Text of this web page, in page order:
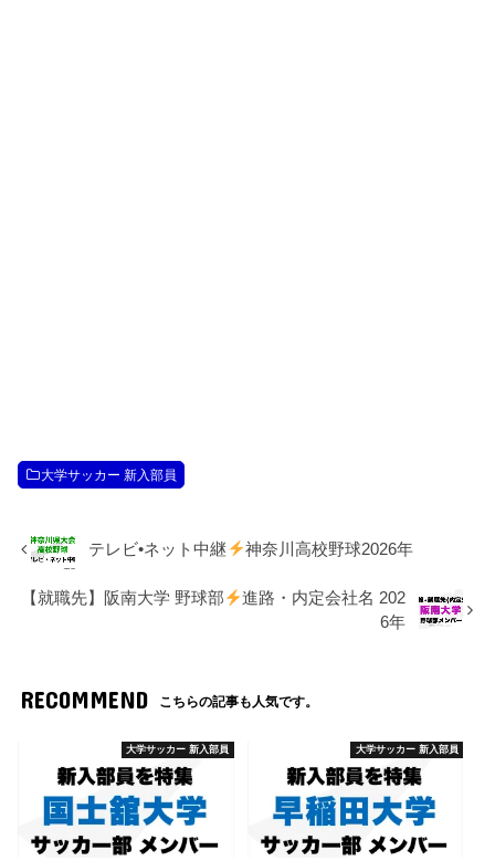
大学サッカー 新入部員
テレビ•ネット中継 神奈川高校野球2026年
【就職先】阪南大学 野球部
進路・内定会社名 202
6年
RECOMMEND こちらの記事も人気です。
大学サッカー 新入部員 大学サッカー 新入部員